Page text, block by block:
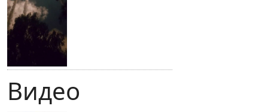
Видео